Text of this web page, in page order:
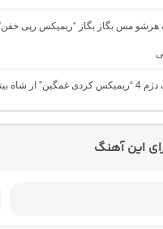
هرشو مس بگاز بگاز “ریمیکس رپی
از شاه بیتز
این آهنگ